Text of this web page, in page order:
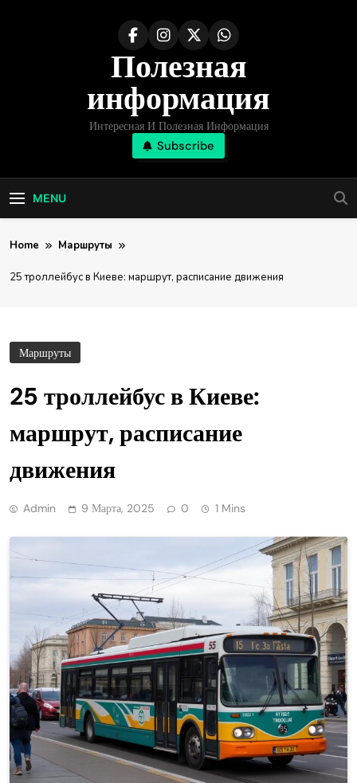
Полезная
информация
Интересная И Полезная Информация
Subscribe
MENU
Home Маршруты
25 троллейбус в Киеве: маршрут, расписание движения
Маршруты
25 троллейбус в Киеве:
маршрут, расписание
движения
Admin 9 Марта, 2025 0 1 Mins